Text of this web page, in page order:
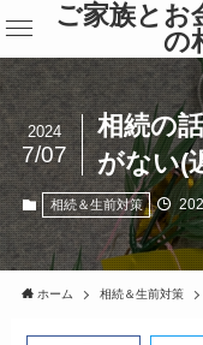
ご家族とお
の
相続の
がない(
2024
7/07
相続＆生前対策
ホーム 相続＆生前対策